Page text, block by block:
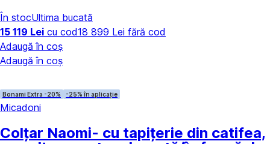
În stocUltima bucată
15 119 Lei cu cod18 899 Lei fără cod
Adaugă în coș
Adaugă în coș
Bonami Extra -20% -25% în aplicație
Micadoni
Colțar Naomi- cu tapițerie din catifea,